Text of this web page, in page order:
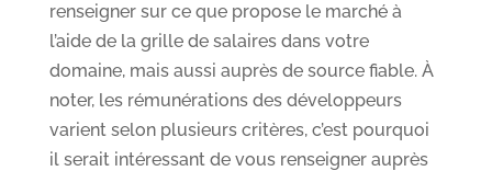
renseigner sur ce que propose le marché à
l’aide de la grille de salaires dans votre
domaine, mais aussi auprès de source fiable. À
noter, les rémunérations des développeurs
varient selon plusieurs critères, c’est pourquoi
il serait intéressant de vous renseigner auprès